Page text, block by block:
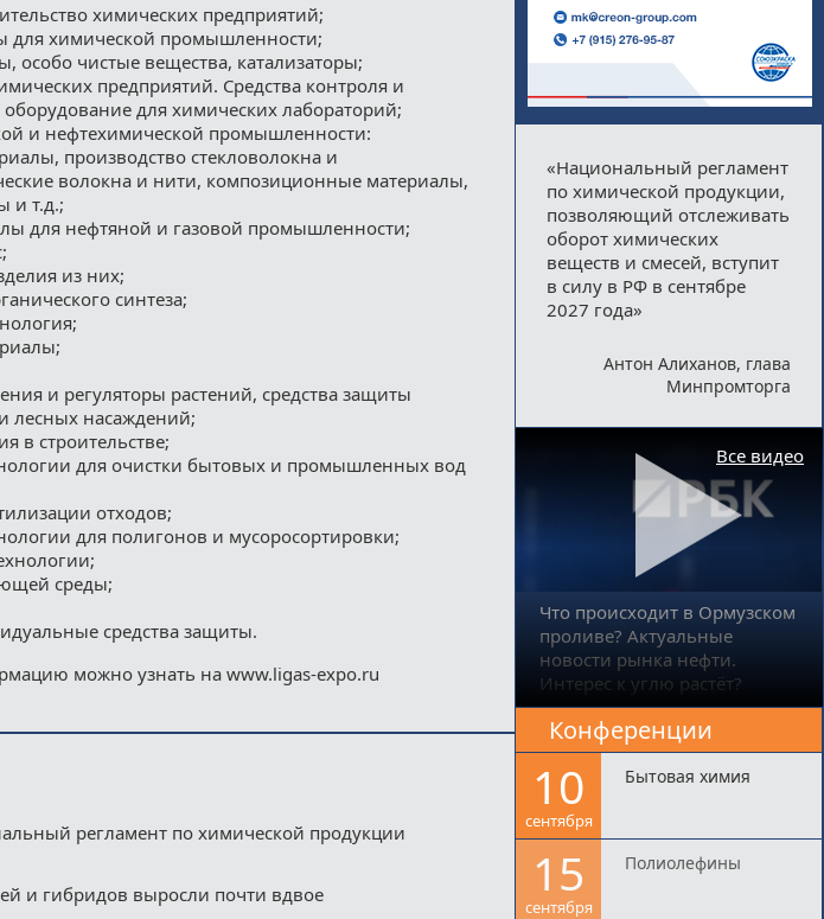
химических предприятий;
для химической промышленности;
особо чистые вещества, катализаторы;
предприятий. Средства контроля и
для химических лабораторий;
и нефтехимической промышленности:
производство стекловолокна и
волокна и нити, композиционные материалы,
и т.д.;
для нефтяной и газовой промышленности;
из них;
синтеза;
и регуляторы растений, средства защиты
лесных насаждений;
в строительстве;
для очистки бытовых и промышленных вод
отходов;
для полигонов и мусоросортировки;
среды;
средства защиты.
можно узнать на www.ligas-expo.ru
регламент по химической продукции
и гибридов выросли почти вдвое
«Национальный регламент
по химической продукции,
позволяющий отслеживать
оборот химических
веществ и смесей, вступит
в силу в РФ в сентябре
2027 года»
Антон Алиханов, глава
Минпромторга
Что происходит в Ормузском
проливе? Актуальные
новости рынка нефти.
Интерес к углю растёт?
Все видео
Конференции
10
сентября
Бытовая химия
15
сентября
Полиолефины